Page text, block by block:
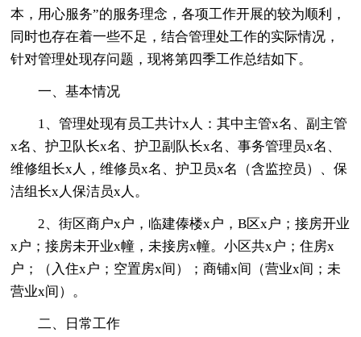
本，用心服务”的服务理念，各项工作开展的较为顺利，
同时也存在着一些不足，结合管理处工作的实际情况，
针对管理处现存问题，现将第四季工作总结如下。
一、基本情况
1、管理处现有员工共计x人：其中主管x名、副主管
x名、护卫队长x名、护卫副队长x名、事务管理员x名、
维修组长x人，维修员x名、护卫员x名（含监控员）、保
洁组长x人保洁员x人。
2、街区商户x户，临建傣楼x户，B区x户；接房开业
x户；接房未开业x幢，未接房x幢。小区共x户；住房x
户；（入住x户；空置房x间）；商铺x间（营业x间；未
营业x间）。
二、日常工作